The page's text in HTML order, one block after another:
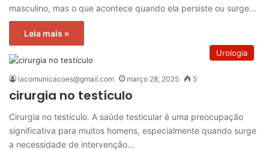
masculino, mas o que acontece quando ela persiste ou surge…
Leia mais »
Urologia
lacomunicacoes@gmail.com março 28, 2025 5
cirurgia no testículo
Cirurgia no testículo. A saúde testicular é uma preocupação
significativa para muitos homens, especialmente quando surge
a necessidade de intervenção…